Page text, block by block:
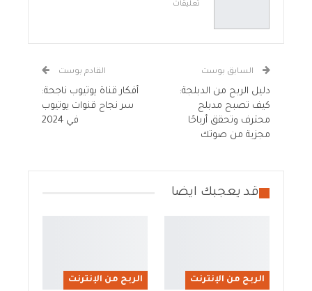
تعليقات
السابق بوست
دليل الربح من الدبلجة:
كيف تصبح مدبلج
محترف وتحقق أرباحًا
مجزية من صوتك
القادم بوست
أفكار قناة يوتيوب ناجحة:
سر نجاح قنوات يوتيوب
في 2024
قد يعجبك ايضا
الربح من الإنترنت الربح من الإنترنت